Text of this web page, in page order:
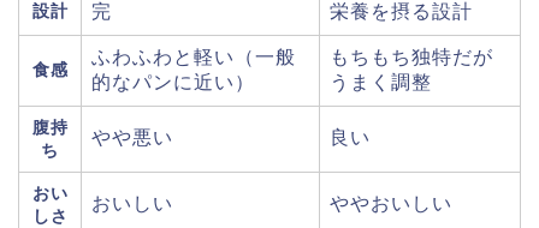
設計
完
栄養を摂る設計
食感
ふわふわと軽い（一般
的なパンに近い）
もちもち独特だが
うまく調整
腹持
ち
やや悪い 良い
おい
しさ
おいしい ややおいしい